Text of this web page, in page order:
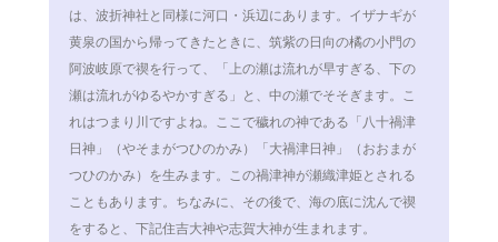
は、波折神社と同様に河口・浜辺にあります。イザナギが
黄泉の国から帰ってきたときに、筑紫の日向の橘の小門の
阿波岐原で禊を行って、「上の瀬は流れが早すぎる、下の
瀬は流れがゆるやかすぎる」と、中の瀬でそそぎます。こ
れはつまり川ですよね。ここで穢れの神である「八十禍津
日神」（やそまがつひのかみ）「大禍津日神」（おおまが
つひのかみ）を生みます。この禍津神が瀬織津姫とされる
こともあります。ちなみに、その後で、海の底に沈んで禊
をすると、下記住吉大神や志賀大神が生まれます。